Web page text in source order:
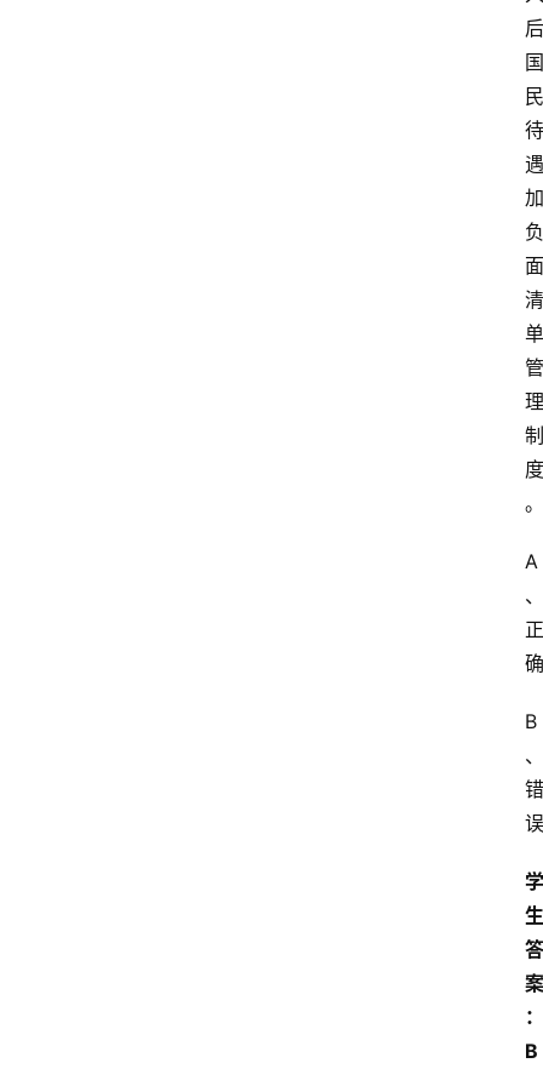
后
国
民
待
遇
加
负
面
清
单
管
理
制
度
。
A
、
正
确
B
、
错
误
学
生
答
案
：
B